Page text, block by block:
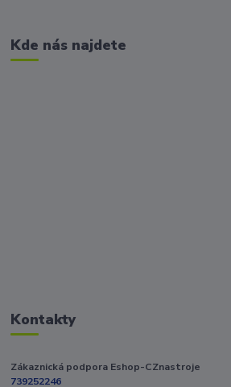
Kde nás najdete
Kontakty
Zákaznická podpora Eshop-CZnastroje
739252246